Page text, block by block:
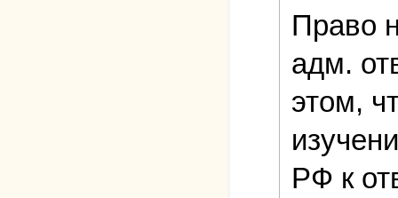
Право
адм.
этом,
РФ к